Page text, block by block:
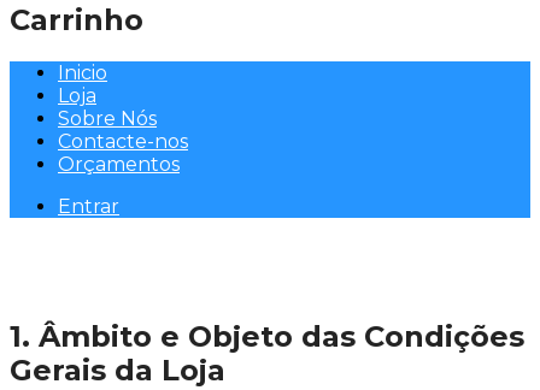
Carrinho
Inicio
Loja
Sobre Nós
Contacte-nos
Orçamentos
Entrar
1. Âmbito e Objeto das Condições
Gerais da Loja